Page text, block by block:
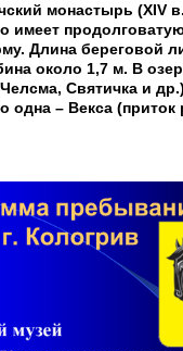
монастырь (XIV
имеет
Длина береговой
около 1,7 м. В
Святичка и
одна – Векcа (приток